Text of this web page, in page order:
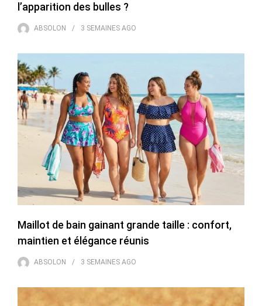
l’apparition des bulles ?
ABSOLON 3 SEMAINES AGO
Maillot de bain gainant grande taille : confort,
maintien et élégance réunis
ABSOLON 3 SEMAINES AGO